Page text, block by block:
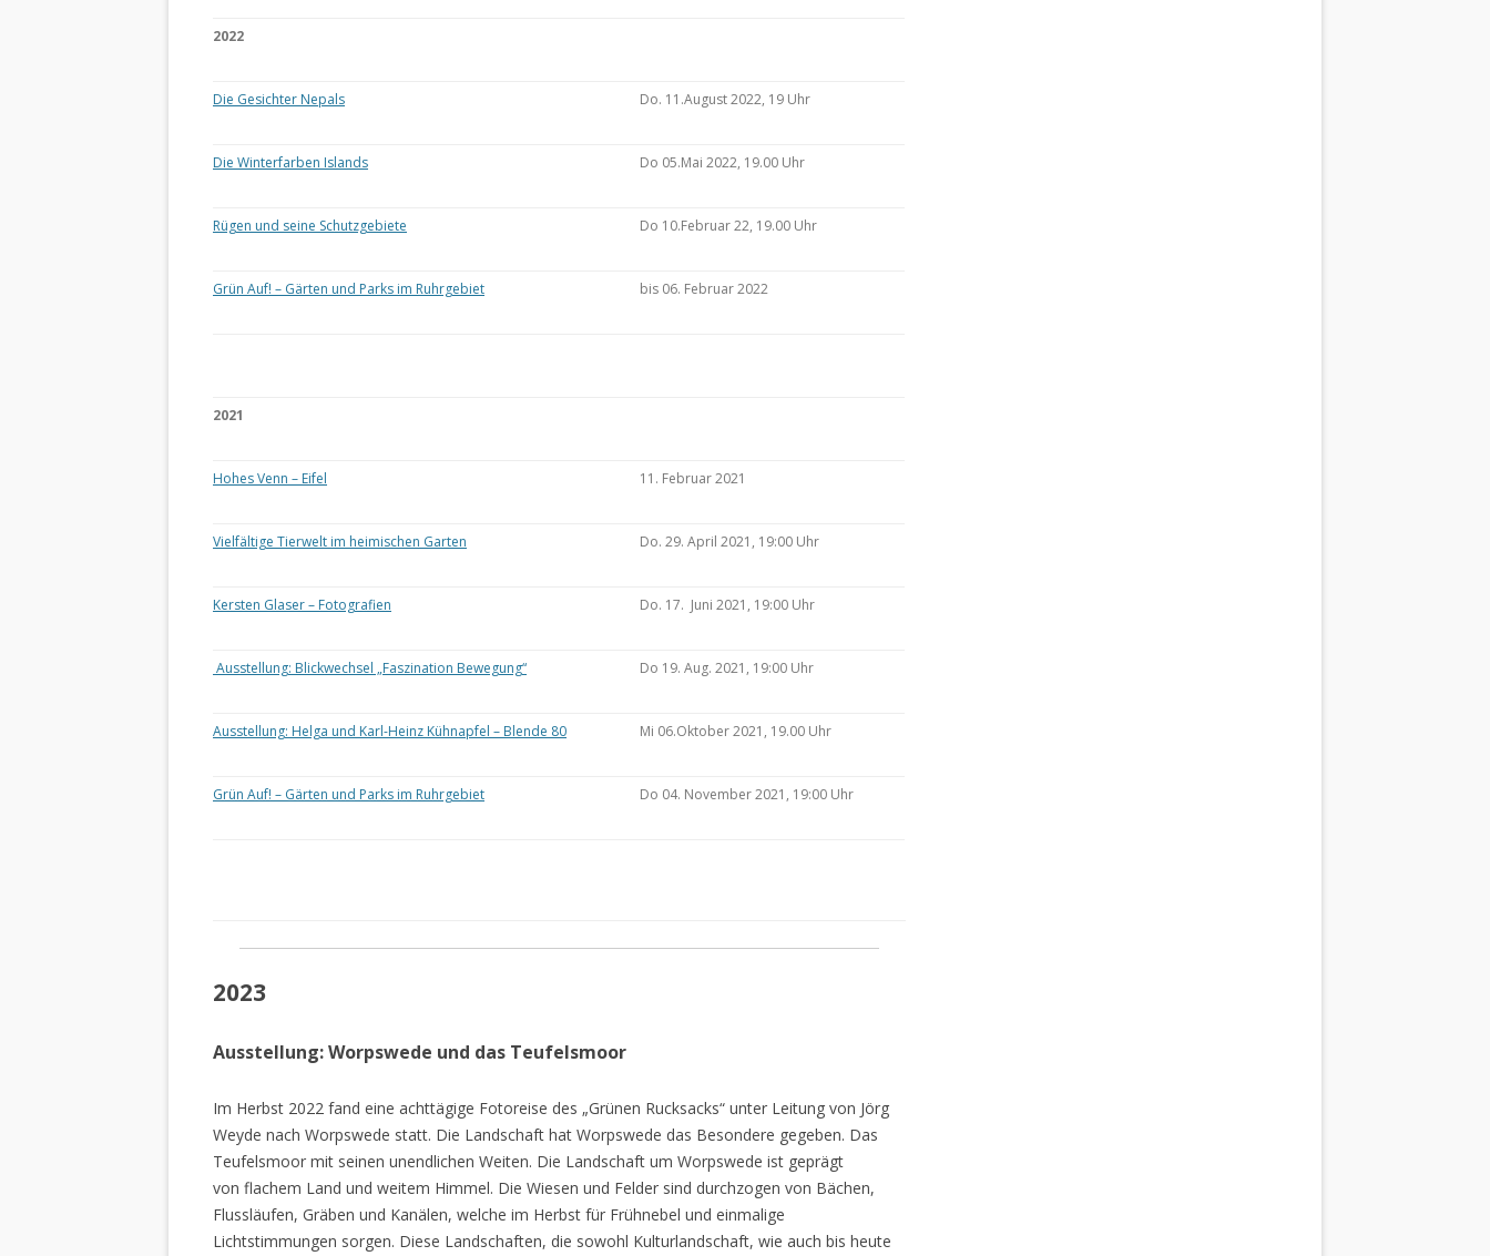
2022
Die Gesichter Nepals Do. 11.August 2022, 19 Uhr
Die Winterfarben Islands Do 05.Mai 2022, 19.00 Uhr
Rügen und seine Schutzgebiete Do 10.Februar 22, 19.00 Uhr
Grün Auf! – Gärten und Parks im Ruhrgebiet bis 06. Februar 2022
2021
Hohes Venn – Eifel 11. Februar 2021
Vielfältige Tierwelt im heimischen Garten Do. 29. April 2021, 19:00 Uhr
Kersten Glaser – Fotografien Do. 17. Juni 2021, 19:00 Uhr
Ausstellung: Blickwechsel „Faszination Bewegung“ Do 19. Aug. 2021, 19:00 Uhr
Ausstellung: Helga und Karl-Heinz Kühnapfel – Blende 80 Mi 06.Oktober 2021, 19.00 Uhr
Grün Auf! – Gärten und Parks im Ruhrgebiet Do 04. November 2021, 19:00 Uhr
2023
Ausstellung: Worpswede und das Teufelsmoor
Im Herbst 2022 fand eine achttägige Fotoreise des „Grünen Rucksacks“ unter Leitung von Jörg
Weyde nach Worpswede statt. Die Landschaft hat Worpswede das Besondere gegeben. Das
Teufelsmoor mit seinen unendlichen Weiten. Die Landschaft um Worpswede ist geprägt
von flachem Land und weitem Himmel. Die Wiesen und Felder sind durchzogen von Bächen,
Flussläufen, Gräben und Kanälen, welche im Herbst für Frühnebel und einmalige
Lichtstimmungen sorgen. Diese Landschaften, die sowohl Kulturlandschaft, wie auch bis heute